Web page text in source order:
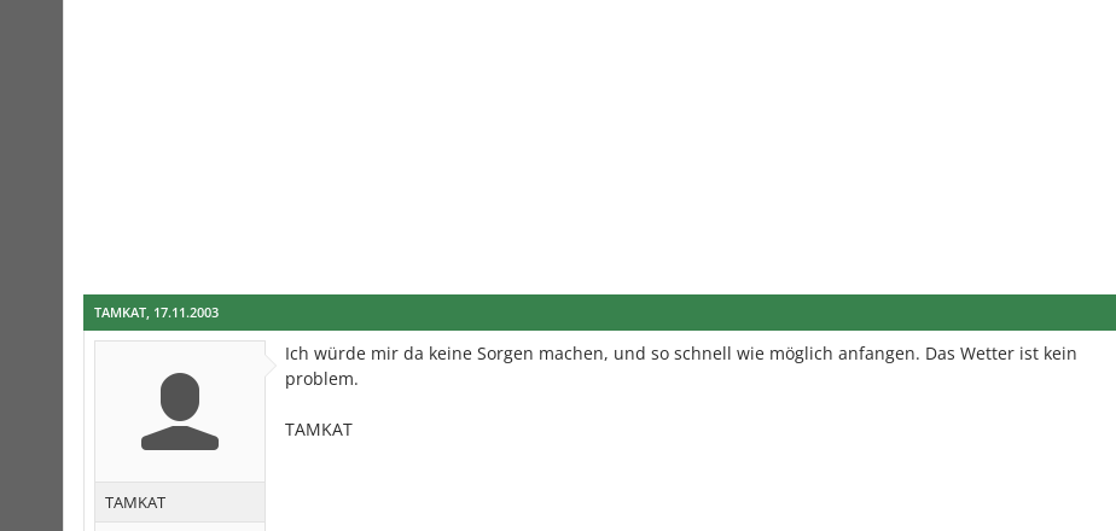
TAMKAT, 17.11.2003
TAMKAT
Ich würde mir da keine Sorgen machen, und so schnell wie möglich anfangen. Das Wetter ist kein
problem.
TAMKAT